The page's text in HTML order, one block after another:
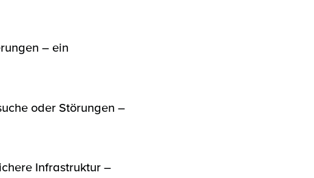
– ein
oder Störungen –
Infrastruktur –